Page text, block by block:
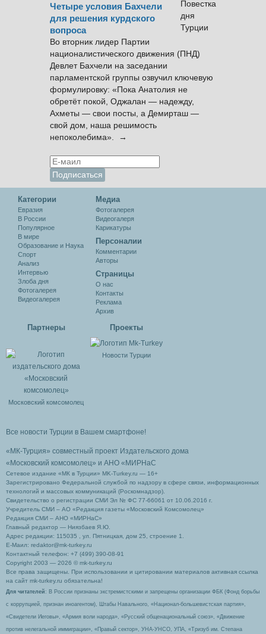
Четыре условия Бахчели
для решения курдского
вопроса
Во вторник лидер Партии
националистического движения (ПНД)
Девлет Бахчели на заседании
парламентской группы озвучил ключевую
формулировку: «Пока Анатолия не
обретёт покой, Оджалан — надежду,
Ахметы — свои посты, а Демирташ —
свой дом, наша решимость
непоколебима». →
Категории
Евразия
В России
Популярное
В мире
Образование и Наука
Спорт
Анализ
Интервью
Злоба дня
Фотогалерея
Видеогалерея
Медиа
Фотогалерея
Видеогалеря
Карикатуры
Персоналии
Комментарии
Авторы
Cтраницы
О нас
Контакты
Реклама
Архив
Партнеры
Московский комсомолец
Проекты
Новости Турции
Все новости Турции в Вашем смартфоне!
«МК-Турция» совместный проект Издательского дома
«Московский комсомолец» и АНО «МИРНаС
Сетевое издание «МК в Турции» MK-Turkey.ru — 16+
Зарегистрировано Федеральной службой по надзору в сфере связи, информационных
технологий и массовых коммуникаций (Роскомнадзор).
Свидетельство о регистрации СМИ Эл № ФС 77-66061 от 10.06.2016 г.
Учредитель СМИ – АО «Редакция газеты «Московский Комсомолец»
Редакция СМИ – АНО «МИРНаС»
Главный редактор — Ниязбаев Я.Ю.
Адрес редакции: 115035 , ул. Пятницкая, дом 25, строение 1.
Е-Маил: redaktor@mk-turkey.ru
Контактный телефон: +7 (499) 390-08-91
Copyright 2003 — 2026 © mk-turkey.ru
Все права защищены. При использовании и цитировании материалов активная ссылка
на сайт mk-turkey.ru обязательна!
Для читателей : В России признаны экстремистскими и запрещены организации ФБК (Фонд борьбы
с коррупцией, признан иноагентом), Штабы Навального, «Национал-большевистская партия»,
«Свидетели Иеговы», «Армия воли народа», «Русский общенациональный союз», «Движение
против нелегальной иммиграции», «Правый сектор», УНА-УНСО, УПА, «Тризуб им. Степана